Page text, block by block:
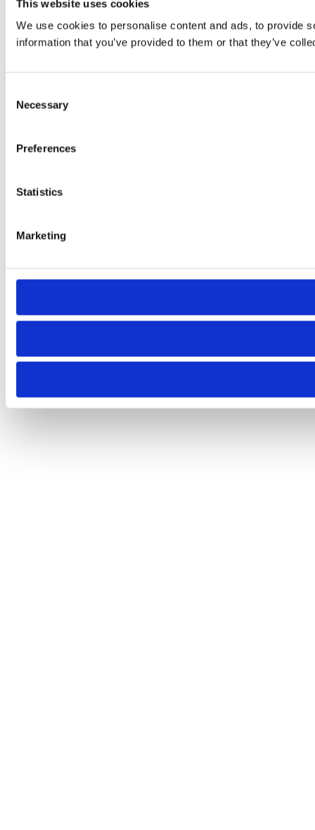
This website uses cookies
We use cookies to personalise content and ads, to provide
information that you’ve provided to them or that they’ve
Selection
Necessary
Preferences
Statistics
Marketing